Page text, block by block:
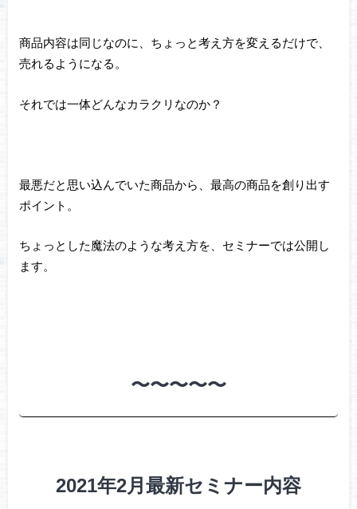
商品内容は同じなのに、ちょっと考え方を変えるだけで、
売れるようになる。
それでは一体どんなカラクリなのか？
最悪だと思い込んでいた商品から、最高の商品を創り出す
ポイント。
ちょっとした魔法のような考え方を、セミナーでは公開し
ます。
〜〜〜〜〜
2021年2月最新セミナー内容